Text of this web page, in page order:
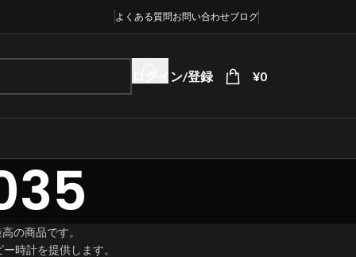
よくある質問お問い合わせブログ
ログイン/登録 ¥0
の商品です。
時計を提供します。